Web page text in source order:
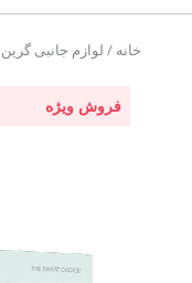
خانه / لوازم جانبی گرین
فروش ویژه